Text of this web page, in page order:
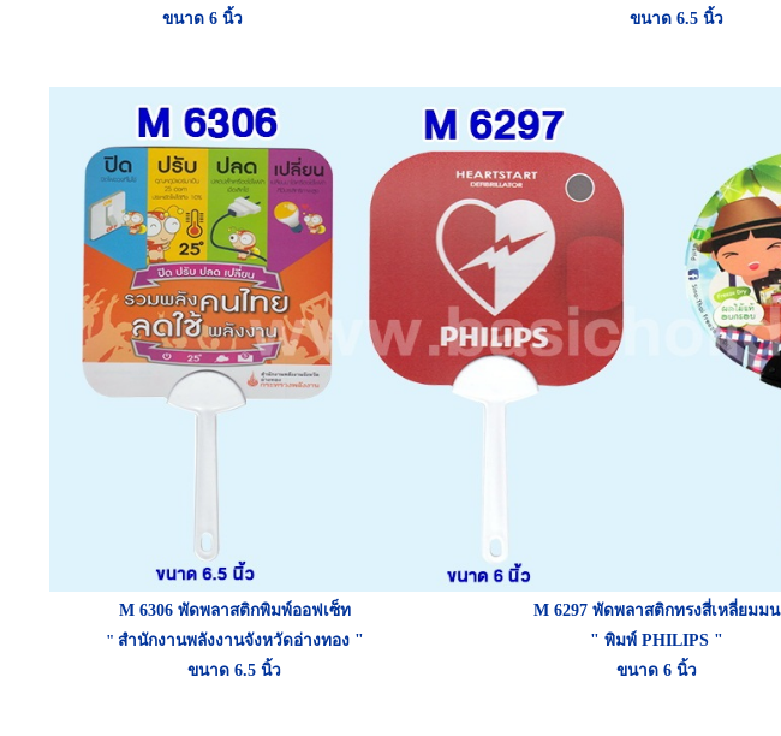
ขนาด 6 นิ้ว
ขนาด 6.5 นิ้ว
M 6306 พัดพลาสติกพิมพ์ออฟเซ็ท M 6297 พัดพลาสติกทรงสี่เหลี่ยมมน
" สำนักงานพลังงานจังหวัดอ่างทอง " " พิมพ์ PHILIPS "
ขนาด 6.5 นิ้ว
ขนาด 6 นิ้ว